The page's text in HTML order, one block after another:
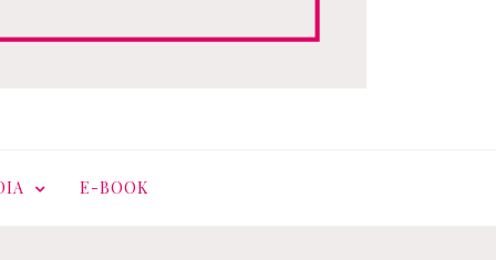
E-BOOK